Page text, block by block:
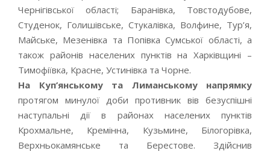
Чернігівської області; Баранівка, Товстодубове,
Студенок, Голишівське, Стукалівка, Волфине, Тур’я,
Майське, Мезенівка та Попівка Сумської області, а
також районів населених пунктів на Харківщині –
Тимофіївка, Красне, Устинівка та Чорне.
На Куп’янському та Лиманському напрямку
протягом минулої доби противник вів безуспішні
наступальні дії в районах населених пунктів
Крохмальне, Кремінна, Кузьмине, Білогорівка,
Верхньокамянське та Берестове. Здійснив